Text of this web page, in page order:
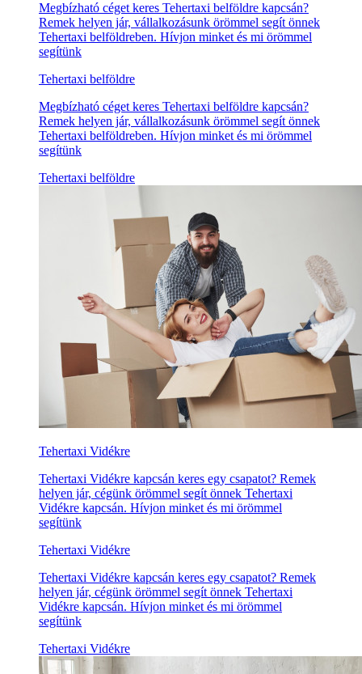
Megbízható céget keres Tehertaxi belföldre kapcsán?
Remek helyen jár, vállalkozásunk örömmel segít önnek
Tehertaxi belföldreben. Hívjon minket és mi örömmel
segítünk
Tehertaxi belföldre
Megbízható céget keres Tehertaxi belföldre kapcsán?
Remek helyen jár, vállalkozásunk örömmel segít önnek
Tehertaxi belföldreben. Hívjon minket és mi örömmel
segítünk
Tehertaxi belföldre
Tehertaxi Vidékre
Tehertaxi Vidékre kapcsán keres egy csapatot? Remek
helyen jár, cégünk örömmel segít önnek Tehertaxi
Vidékre kapcsán. Hívjon minket és mi örömmel
segítünk
Tehertaxi Vidékre
Tehertaxi Vidékre kapcsán keres egy csapatot? Remek
helyen jár, cégünk örömmel segít önnek Tehertaxi
Vidékre kapcsán. Hívjon minket és mi örömmel
segítünk
Tehertaxi Vidékre